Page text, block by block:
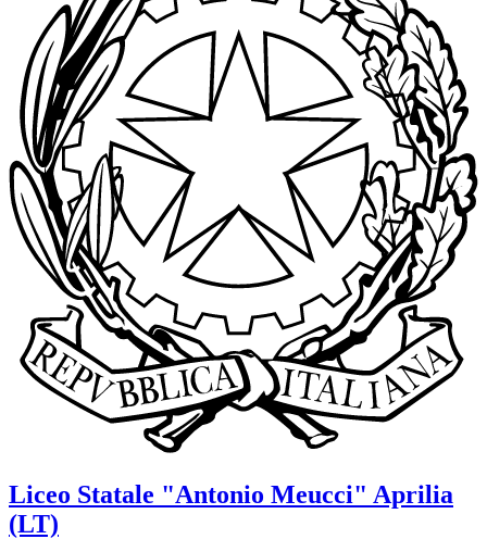
Liceo Statale "Antonio Meucci" Aprilia
(LT)